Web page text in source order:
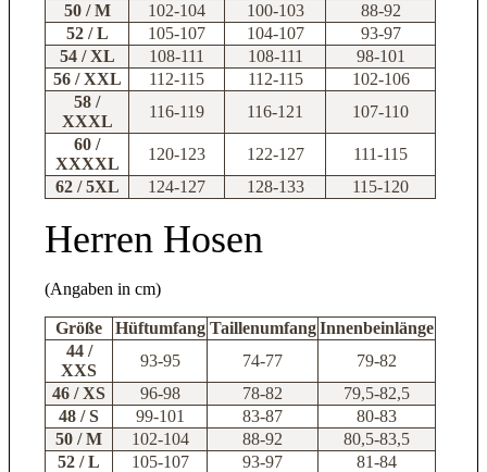
50 / M
102-104 100-103
88-92
52 / L
105-107 104-107
93-97
54 / XL
108-111 108-111
98-101
56 / XXL
112-115 112-115
102-106
58 /
XXXL
116-119 116-121
107-110
60 /
XXXXL
120-123 122-127
111-115
62 / 5XL
124-127 128-133 115-120
Herren Hosen
(Angaben in cm)
Größe Hüftumfang Taillenumfang Innenbeinlänge
44 /
XXS
93-95 74-77
79-82
46 / XS
96-98 78-82
79,5-82,5
48 / S
99-101 83-87
80-83
50 / M
102-104 88-92
80,5-83,5
52 / L
105-107 93-97
81-84